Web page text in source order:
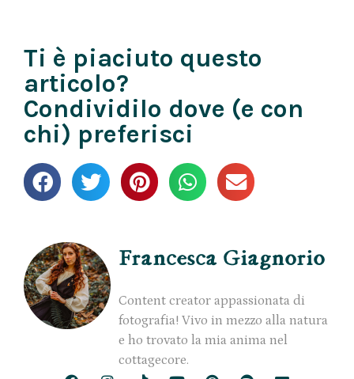
Ti è piaciuto questo
articolo?
Condividilo dove (e con
chi) preferisci
Francesca Giagnorio
Content creator appassionata di
fotografia! Vivo in mezzo alla natura
e ho trovato la mia anima nel
cottagecore.